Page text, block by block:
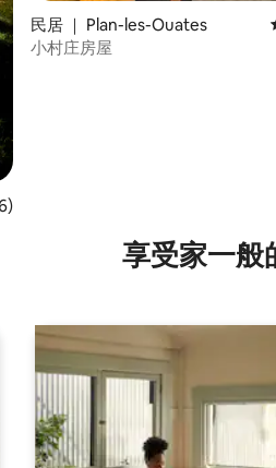
分 5 分（满分 5 分），共 26 条评价
民居 ｜ Plan-les-Ouates
小村庄房屋
享受家一般